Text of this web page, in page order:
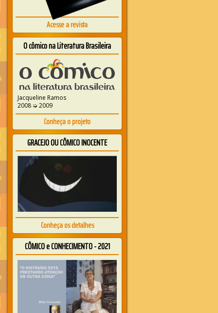
Acesse a revista
O cômico na Literatura Brasileira
Jacqueline Ramos
2008 ➭ 2009
Conheça o projeto
GRACEJO OU CÔMICO INOCENTE
Conheça os detalhes
CÔMICO e CONHECIMENTO - 2021